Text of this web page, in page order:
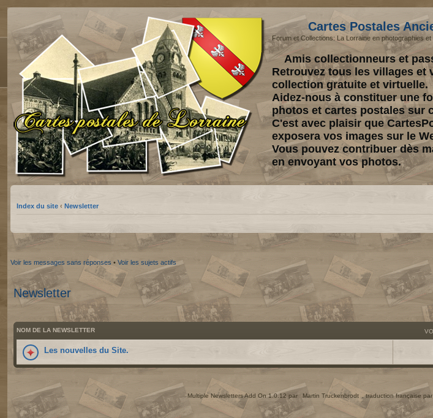
Cartes Postales
Forum et Collections: La Lorraine en photographies
Amis collectionneurs et
Retrouvez tous les villages et
collection gratuite et virtuelle.
Aidez-nous à constituer une
photos et cartes postales sur
C'est avec plaisir que
exposera vos images sur le
Vous pouvez contribuer dès
en envoyant vos photos.
Index du site ‹ Newsletter
Voir les messages sans réponses • Voir les sujets actifs
Newsletter
NOM DE LA NEWSLETTER
Les nouvelles du Site.
Multiple Newsletters Add On 1.0.12 par Martin Truckenbrodt , traduction française par